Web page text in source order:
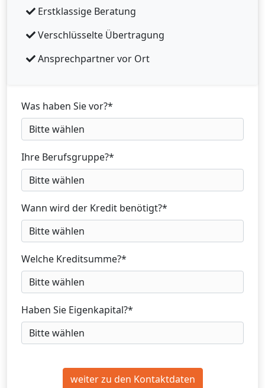
Erstklassige Beratung
Verschlüsselte Übertragung
Ansprechpartner vor Ort
Was haben Sie vor?*
Ihre Berufsgruppe?*
Wann wird der Kredit benötigt?*
Welche Kreditsumme?*
Haben Sie Eigenkapital?*
weiter zu den Kontaktdaten